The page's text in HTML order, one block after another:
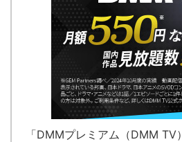
「DMMプレミアム（DMM TV